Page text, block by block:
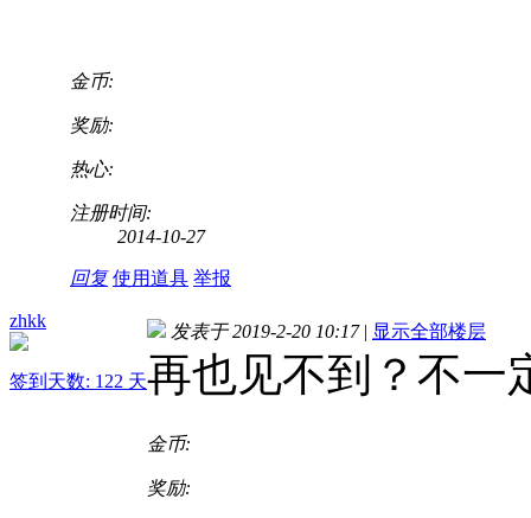
金币:
奖励:
热心:
注册时间:
2014-10-27
回复 使用道具 举报
zhkk
签到天数: 122 天
发表于 2019-2-20 10:17 | 显示全部楼层
再也见不到？不一
金币:
奖励: